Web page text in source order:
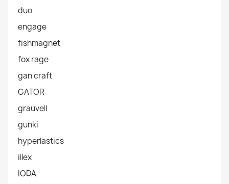
duo
engage
fishmagnet
fox rage
gan craft
GATOR
grauvell
gunki
hyperlastics
illex
IODA